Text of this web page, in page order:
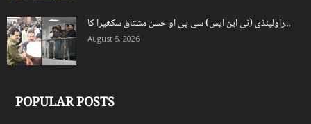
راولپنڈی (ٹی این ایس) سی پی او حسن مشتاق سکھیرا کا...
August 5, 2026
POPULAR POSTS